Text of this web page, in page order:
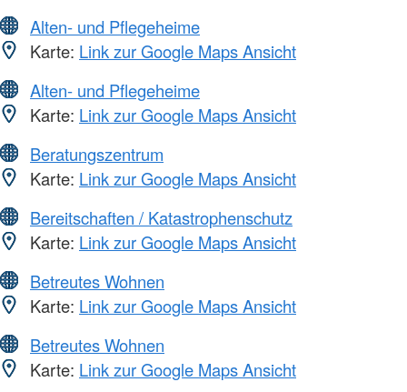
Alten- und Pflegeheime
Karte: Link zur Google Maps Ansicht
Alten- und Pflegeheime
Karte: Link zur Google Maps Ansicht
Beratungszentrum
Karte: Link zur Google Maps Ansicht
Bereitschaften / Katastrophenschutz
Karte: Link zur Google Maps Ansicht
Betreutes Wohnen
Karte: Link zur Google Maps Ansicht
Betreutes Wohnen
Karte: Link zur Google Maps Ansicht